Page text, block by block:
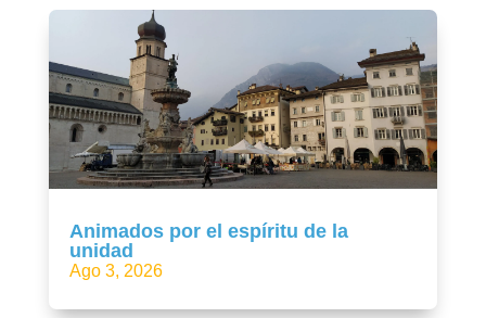
Animados por el espíritu de la
unidad
Ago 3, 2026